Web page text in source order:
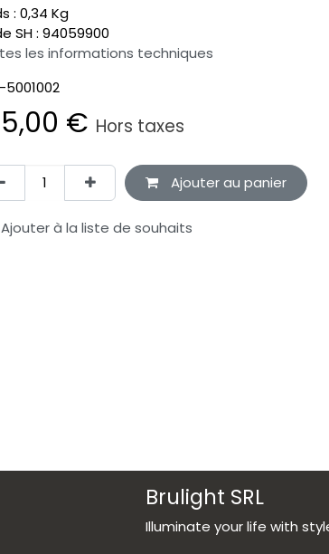
: 0,34 Kg
SH : 94059900
les informations techniques
5001002
€ Hors taxes
Ajouter au panier
Ajouter à la liste de souhaits
Brulight SRL
Illuminate your life with